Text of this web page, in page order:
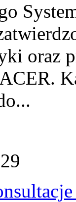
oraz